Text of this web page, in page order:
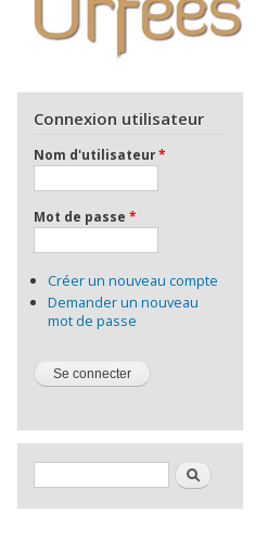
Connexion utilisateur
Nom d'utilisateur*
Mot de passe *
Créer un nouveau compte
Demander un nouveau
mot de passe
Formulaire de rechercheRechercher